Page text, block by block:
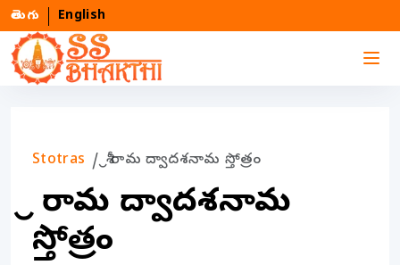
తెలుగు English
Stotras శ్రీ రామ ద్వాదశనామ స్తోత్రం
శ్రీ రామ ద్వాదశనామ
స్తోత్రం